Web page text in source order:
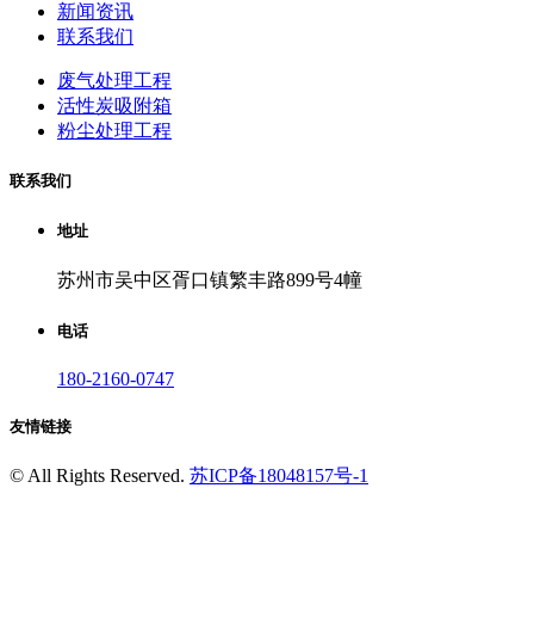
新闻资讯
联系我们
废气处理工程
活性炭吸附箱
粉尘处理工程
联系我们
地址
苏州市吴中区胥口镇繁丰路899号4幢
电话
180-2160-0747
友情链接
©All Rights Reserved. 苏ICP备18048157号-1